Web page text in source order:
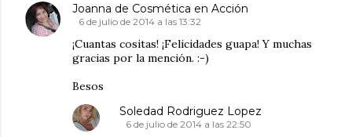
Joanna de Cosmética en Acción
6 de julio de 2014 a las 13:32
¡Cuantas cositas! ¡Felicidades guapa! Y muchas
gracias por la mención. :-)
Besos
Soledad Rodriguez Lopez
6 de julio de 2014 a las 22:50